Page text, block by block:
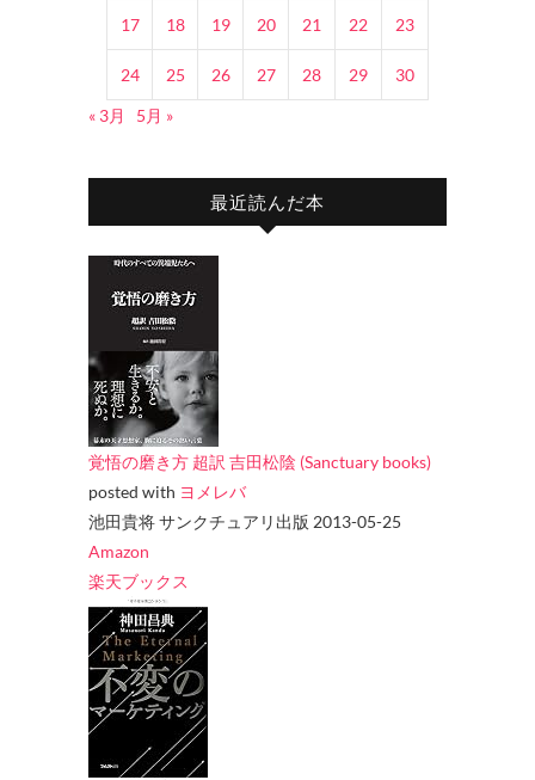
17 18 19 20 21 22 23
24 25 26 27 28 29
30
« 3月
5月 »
最近読んだ本
覚悟の磨き方 超訳 吉田松陰 (Sanctuary books)
posted with ヨメレバ
池田貴将 サンクチュアリ出版 2013-05-25
Amazon
楽天ブックス